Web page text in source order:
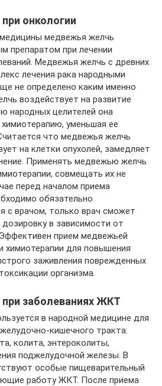
онкологии
медвежья желчь
препаратом при лечении
Медвежья желчь с древних
лечения рака народными
не определено каким именно
воздействует на развитие
народных целителей она
уменьшая ее
что медвежья желчь
на клетки опухолей, замедляет
Применять медвежью желчь
совмещать их не
перед началом приема
обязательно
с врачом, только врач сможет
в зависимости от
прием медвежьей
химиотерапии для повышения
заживления поврежденных
организма.
заболеваниях ЖКТ
в народной медицине для
кишечного тракта:
колита, энтероколиты,
поджелудочной железы. В
особые пищеварительный
работу ЖКТ. После приема